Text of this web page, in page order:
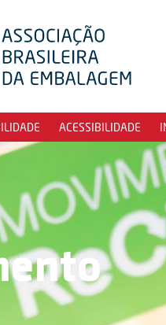
ACESSIBILIDADE